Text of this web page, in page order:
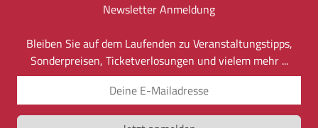
Newsletter Anmeldung
Bleiben Sie auf dem Laufenden zu Veranstaltungstipps,
Sonderpreisen, Ticketverlosungen und vielem mehr ...